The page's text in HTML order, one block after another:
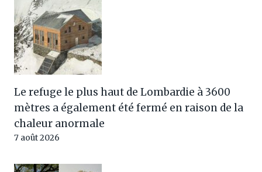
Le refuge le plus haut de Lombardie à 3600
mètres a également été fermé en raison de la
chaleur anormale
7 août 2026